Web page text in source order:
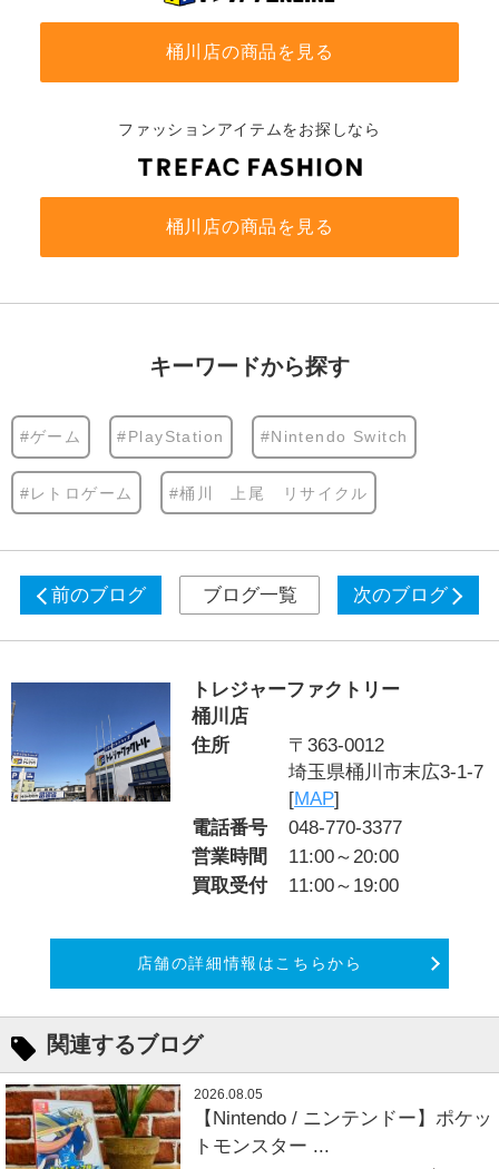
桶川店の商品を見る
ファッションアイテムをお探しなら
桶川店の商品を見る
キーワードから探す
#ゲーム #PlayStation #Nintendo Switch
#レトロゲーム #桶川 上尾 リサイクル
前のブログ ブログ一覧 次のブログ
トレジャーファクトリー
桶川店
住所
〒363-0012
埼玉県桶川市末広3-1-7
[MAP]
電話番号
048-770-3377
営業時間
11:00～20:00
買取受付
11:00～19:00
店舗の詳細情報はこちらから
関連するブログ
2026.08.05
【Nintendo / ニンテンドー】ポケッ
トモンスター ...